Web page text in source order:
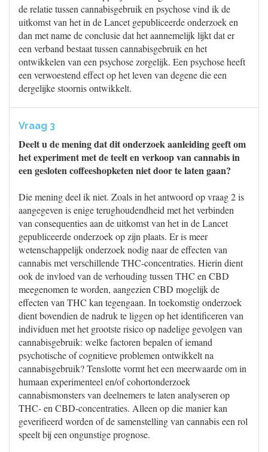
de relatie tussen cannabisgebruik en psychose vind ik de
uitkomst van het in de Lancet gepubliceerde onderzoek en
dan met name de conclusie dat het aannemelijk lijkt dat er
een verband bestaat tussen cannabisgebruik en het
ontwikkelen van een psychose zorgelijk. Een psychose heeft
een verwoestend effect op het leven van degene die een
dergelijke stoornis ontwikkelt.
Vraag 3
Deelt u de mening dat dit onderzoek aanleiding geeft om
het experiment met de teelt en verkoop van cannabis in
een gesloten coffeeshopketen niet door te laten gaan?
Die mening deel ik niet. Zoals in het antwoord op vraag 2 is
aangegeven is enige terughoudendheid met het verbinden
van consequenties aan de uitkomst van het in de Lancet
gepubliceerde onderzoek op zijn plaats. Er is meer
wetenschappelijk onderzoek nodig naar de effecten van
cannabis met verschillende THC-concentraties. Hierin dient
ook de invloed van de verhouding tussen THC en CBD
meegenomen te worden, aangezien CBD mogelijk de
effecten van THC kan tegengaan. In toekomstig onderzoek
dient bovendien de nadruk te liggen op het identificeren van
individuen met het grootste risico op nadelige gevolgen van
cannabisgebruik: welke factoren bepalen of iemand
psychotische of cognitieve problemen ontwikkelt na
cannabisgebruik? Tenslotte vormt het een meerwaarde om in
humaan experimenteel en/of cohortonderzoek
cannabismonsters van deelnemers te laten analyseren op
THC- en CBD-concentraties. Alleen op die manier kan
geverifieerd worden of de samenstelling van cannabis een rol
speelt bij een ongunstige prognose.